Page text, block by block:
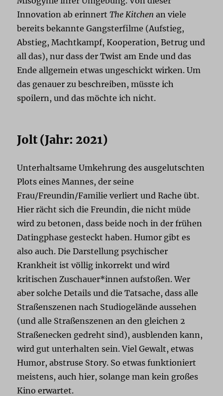
Innovation ab erinnertThe Kitchen an viele
bereits bekannte Gangsterfilme (Aufstieg,
Abstieg, Machtkampf, Kooperation, Betrug und
all das), nur dass der Twist am Ende und das
Ende allgemein etwas ungeschickt wirken. Um
das genauer zu beschreiben, müsste ich
spoilern, und das möchte ich nicht.
Jolt (Jahr: 2021)
Unterhaltsame Umkehrung des ausgelutschten
Plots eines Mannes, der seine
Frau/Freundin/Familie verliert und Rache übt.
Hier rächt sich die Freundin, die nicht müde
wird zu betonen, dass beide noch in der frühen
Datingphase gesteckt haben. Humor gibt es
also auch. Die Darstellung psychischer
Krankheit ist völlig inkorrekt und wird
kritischen Zuschauer*innen aufstoßen. Wer
aber solche Details und die Tatsache, dass alle
Straßenszenen nach Studiogelände aussehen
(und alle Straßenszenen an den gleichen 2
Straßenecken gedreht sind), ausblenden kann,
wird gut unterhalten sein. Viel Gewalt, etwas
Humor, abstruse Story. So etwas funktioniert
meistens, auch hier, solange man kein großes
Kino erwartet.